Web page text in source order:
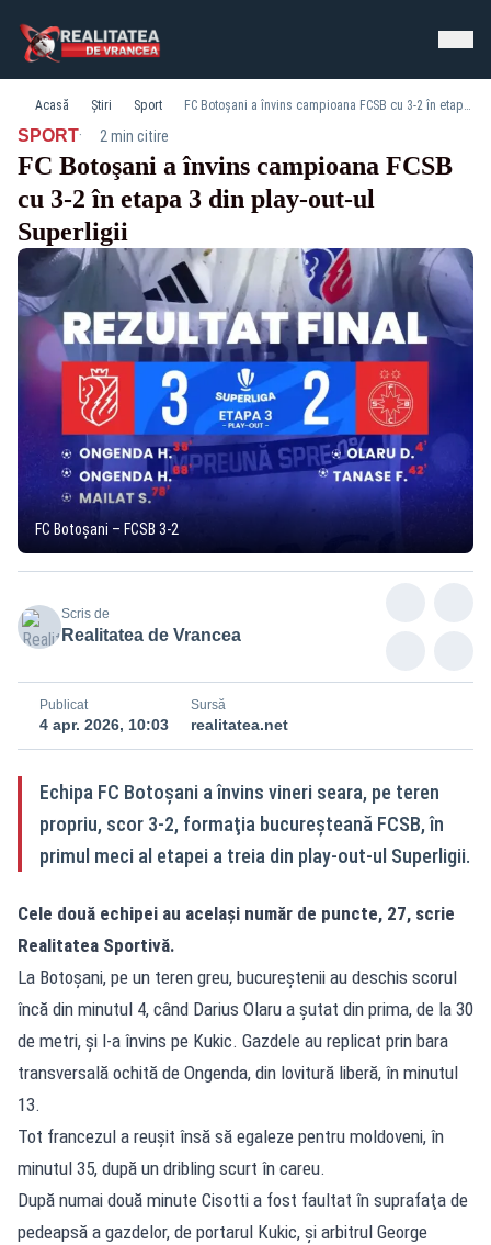
Acasă Știri Sport FC Botoşani a învins campioana FCSB cu 3-2 în etapa 3 din play-out-ul Superligii
SPORT· 2 min citire
FC Botoşani a învins campioana FCSB
cu 3-2 în etapa 3 din play-out-ul
Superligii
FC Botoșani – FCSB 3-2
Scris de
Realitatea de Vrancea
Publicat
4 apr. 2026, 10:03
Sursă
realitatea.net
Echipa FC Botoşani a învins vineri seara, pe teren
propriu, scor 3-2, formaţia bucureşteană FCSB, în
primul meci al etapei a treia din play-out-ul Superligii.
Cele două echipei au același număr de puncte, 27, scrie
Realitatea Sportivă.
La Botoşani, pe un teren greu, bucureştenii au deschis scorul
încă din minutul 4, când Darius Olaru a şutat din prima, de la 30
de metri, şi l-a învins pe Kukic. Gazdele au replicat prin bara
transversală ochită de Ongenda, din lovitură liberă, în minutul
13.
Tot francezul a reuşit însă să egaleze pentru moldoveni, în
minutul 35, după un dribling scurt în careu.
După numai două minute Cisotti a fost faultat în suprafaţa de
pedeapsă a gazdelor, de portarul Kukic, şi arbitrul George